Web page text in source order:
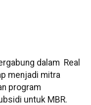
dalam Real
menjadi mitra
program
untuk MBR.